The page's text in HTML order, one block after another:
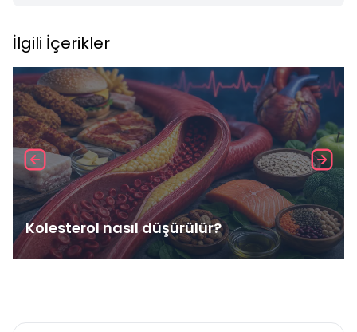
İlgili İçerikler
Kolesterol nasıl düşürülür?